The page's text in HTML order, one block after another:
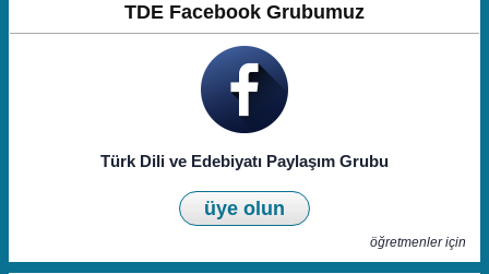
TDE Facebook Grubumuz
Türk Dili ve Edebiyatı Paylaşım Grubu
üye olun
öğretmenler için